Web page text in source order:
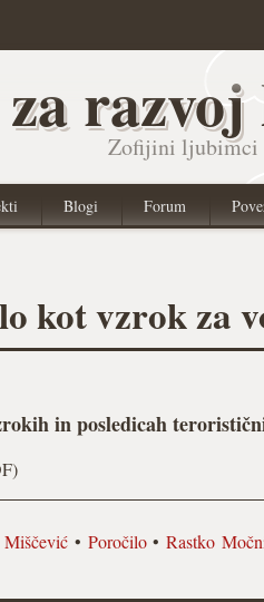
Zofijini ljubimci
Blogi Forum
kot vzrok za
in posledicah
Miščević • Poročilo•Rastko